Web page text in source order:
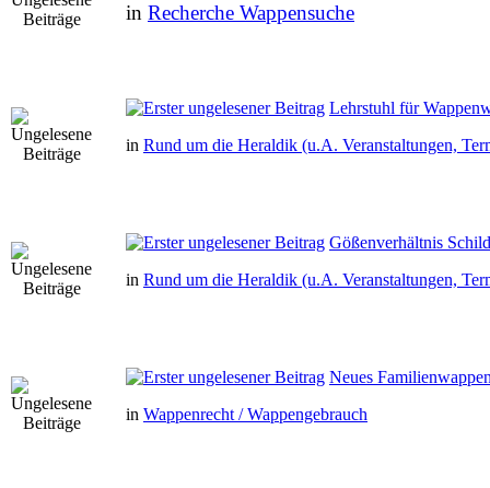
in Recherche Wappensuche
Lehrstuhl für
in Rund um die Heraldik (u.A. Veranstaltungen,
Gößenverhältnis
in Rund um die Heraldik (u.A. Veranstaltungen,
Neues
in Wappenrecht / Wappengebrauch